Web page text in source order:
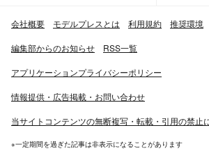
会社概要 モデルプレスとは 利用規約 推奨環境
編集部からのお知らせ RSS一覧
アプリケーションプライバシーポリシー
情報提供・広告掲載・お問い合わせ
当サイトコンテンツの無断複写・転載・引用の禁止
※一定期間を過ぎた記事は非表示になることがあります